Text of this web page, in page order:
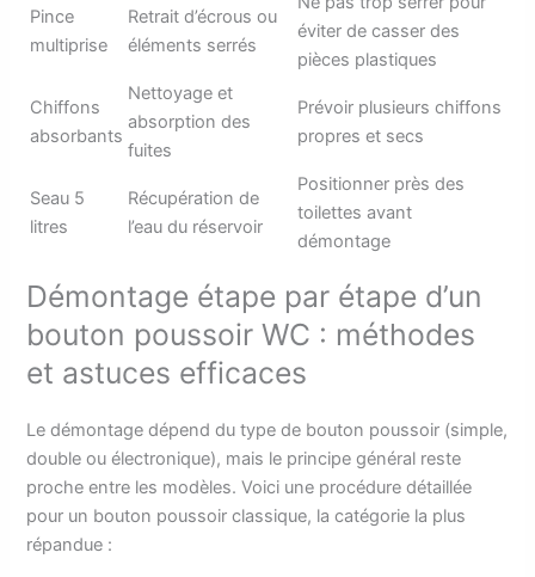
Pince
multiprise
Retrait d’écrous ou
éléments serrés
éviter de casser des
pièces plastiques
Chiffons
absorbants
Nettoyage et
absorption des
fuites
Prévoir plusieurs chiffons
propres et secs
Seau 5
litres
Récupération de
l’eau du réservoir
Positionner près des
toilettes avant
démontage
Démontage étape par étape d’un
bouton poussoir WC : méthodes
et astuces efficaces
Le démontage dépend du type de bouton poussoir (simple,
double ou électronique), mais le principe général reste
proche entre les modèles. Voici une procédure détaillée
pour un bouton poussoir classique, la catégorie la plus
répandue :